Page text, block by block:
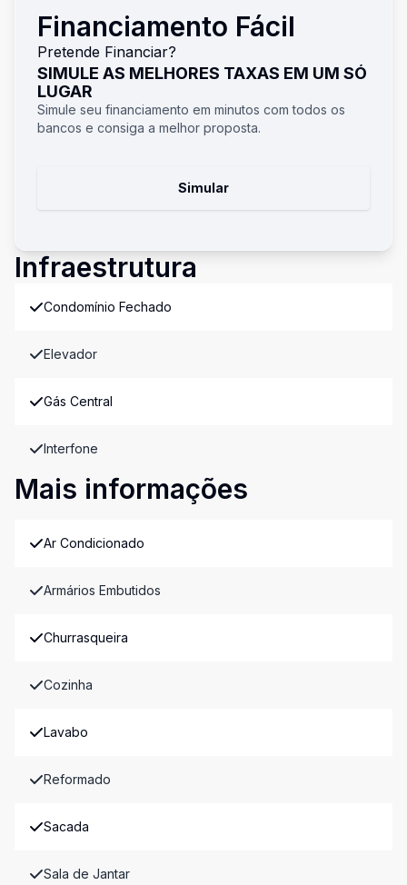
Financiamento Fácil
Pretende Financiar?
SIMULE AS MELHORES TAXAS EM UM SÓ
LUGAR
Simule seu financiamento em minutos com todos os
bancos e consiga a melhor proposta.
Simular
Infraestrutura
Condomínio Fechado
Elevador
Gás Central
Interfone
Mais informações
Ar Condicionado
Armários Embutidos
Churrasqueira
Cozinha
Lavabo
Reformado
Sacada
Sala de Jantar